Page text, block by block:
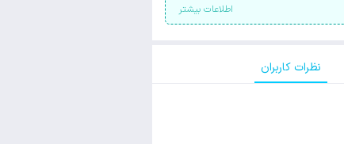
اطلاعات بیشتر
نظرات کاربران